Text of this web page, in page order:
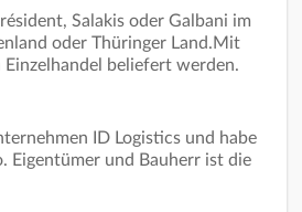
Salakis oder Galbani im
oder Thüringer Land.Mit
beliefert werden.
ID Logistics und habe
Eigentümer und Bauherr ist die